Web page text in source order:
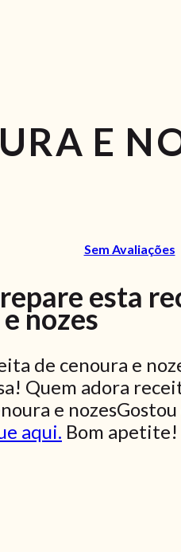
E
Sem Avaliações
esta
nozes
de cenoura e
Quem adora
e nozesGostou
aqui. Bom apetite!